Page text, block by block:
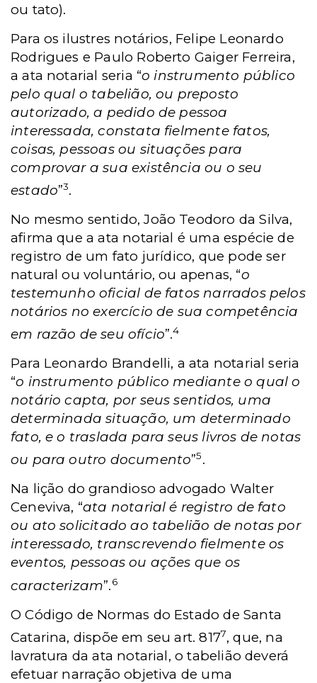
ou tato).
Para os ilustres notários, Felipe Leonardo
Rodrigues e Paulo Roberto Gaiger Ferreira,
a ata notarial seria “o instrumento público
pelo qual o tabelião, ou preposto
autorizado, a pedido de pessoa
interessada, constata fielmente fatos,
coisas, pessoas ou situações para
comprovar a sua existência ou o seu
estado”3.
No mesmo sentido, João Teodoro da Silva,
afirma que a ata notarial é uma espécie de
registro de um fato jurídico, que pode ser
natural ou voluntário, ou apenas, “o
testemunho oficial de fatos narrados pelos
notários no exercício de sua competência
em razão de seu ofício”.4
Para Leonardo Brandelli, a ata notarial seria
“o instrumento público mediante o qual o
notário capta, por seus sentidos, uma
determinada situação, um determinado
fato, e o traslada para seus livros de notas
ou para outro documento”5.
Na lição do grandioso advogado Walter
Ceneviva, “ata notarial é registro de fato
ou ato solicitado ao tabelião de notas por
interessado, transcrevendo fielmente os
eventos, pessoas ou ações que os
caracterizam”.6
O Código de Normas do Estado de Santa
Catarina, dispõe em seu art. 8177, que, na
lavratura da ata notarial, o tabelião deverá
efetuar narração objetiva de uma